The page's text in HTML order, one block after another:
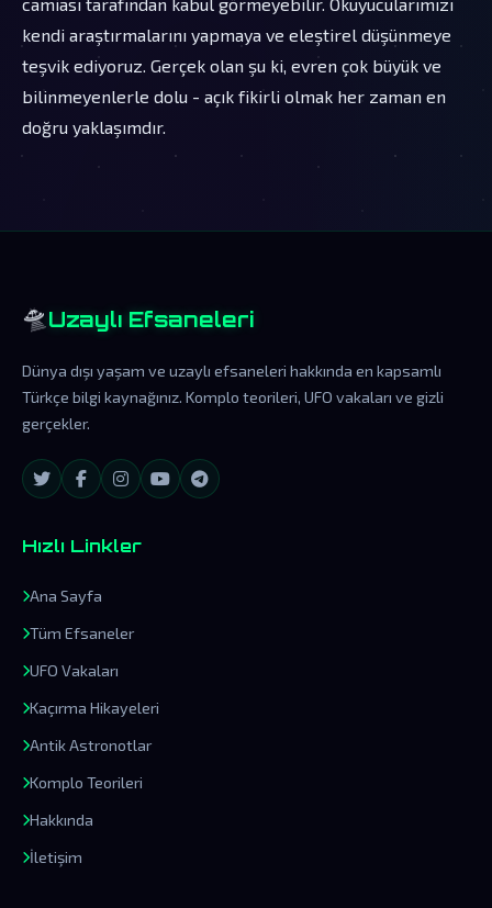
kendi araştırmalarını yapmaya ve eleştirel düşünmeye
teşvik ediyoruz. Gerçek olan şu ki, evren çok büyük ve
bilinmeyenlerle dolu - açık fikirli olmak her zaman en
doğru yaklaşımdır.
🛸Uzaylı Efsaneleri
Dünya dışı yaşam ve uzaylı efsaneleri hakkında en kapsamlı
Türkçe bilgi kaynağınız. Komplo teorileri, UFO vakaları ve gizli
gerçekler.
Hızlı Linkler
Ana Sayfa
Tüm Efsaneler
UFO Vakaları
Kaçırma Hikayeleri
Antik Astronotlar
Komplo Teorileri
Hakkında
İletişim